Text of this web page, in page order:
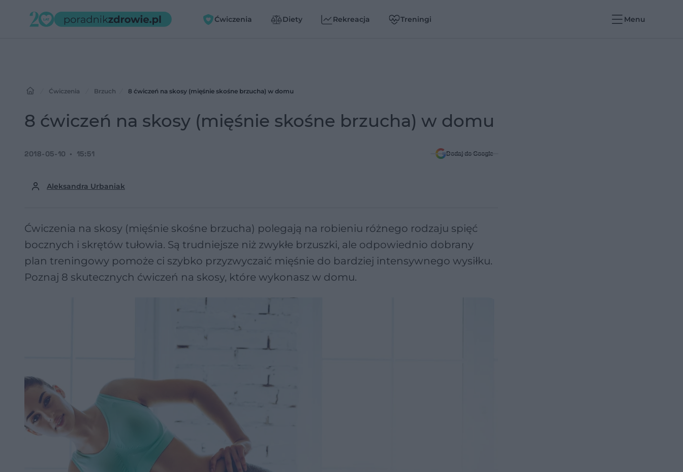
Ćwiczenia Diety Rekreacja Treningi Menu
Ćwiczenia Brzuch 8 ćwiczeń na skosy (mięśnie skośne brzucha) w domu
8 ćwiczeń na skosy (mięśnie skośne brzucha) w domu
Aleksandra Urbaniak
2018-05-10 15:51 Dodaj do Google
Ćwiczenia na skosy (mięśnie skośne brzucha) polegają na robieniu różnego rodzaju spięć
bocznych i skrętów tułowia. Są trudniejsze niż zwykłe brzuszki, ale odpowiednio dobrany
plan treningowy pomoże ci szybko przyzwyczaić mięśnie do bardziej intensywnego wysiłku.
Poznaj 8 skutecznych ćwiczeń na skosy, które wykonasz w domu.